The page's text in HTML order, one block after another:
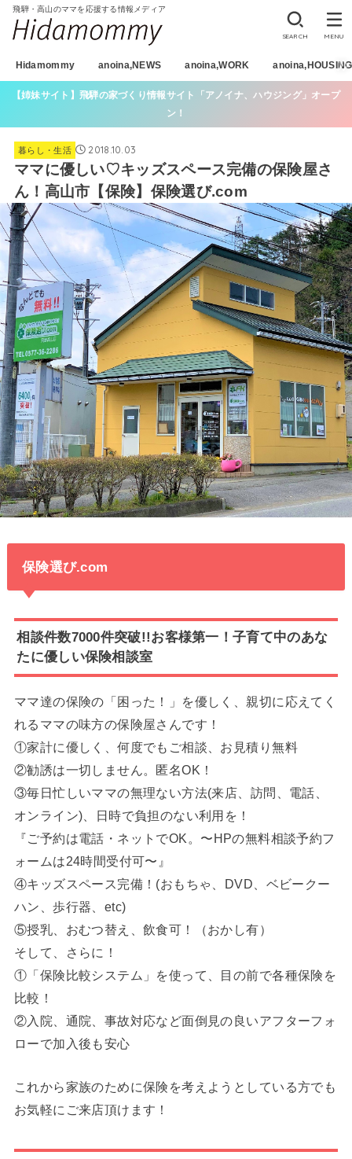
飛騨・高山のママを応援する情報メディア
Hidamommy anoina,NEWS anoina,WORK anoina,HOUSING
SEARCH MENU
【姉妹サイト】飛騨の家づくり情報サイト「アノイナ、ハウジング」オープ
ン！
暮らし・生活 2018.10.03
ママに優しい♡キッズスペース完備の保険屋さ
ん！高山市【保険】保険選び.com
保険選び.com
相談件数7000件突破!!お客様第一！子育て中のあな
たに優しい保険相談室
ママ達の保険の「困った！」を優しく、親切に応えてく
れるママの味方の保険屋さんです！
①家計に優しく、何度でもご相談、お見積り無料
②勧誘は一切しません。匿名OK！
③毎日忙しいママの無理ない方法(来店、訪問、電話、
オンライン)、日時で負担のない利用を！
『ご予約は電話・ネットでOK。〜HPの無料相談予約フ
ォームは24時間受付可〜』
④キッズスペース完備！(おもちゃ、DVD、ベビークー
ハン、歩行器、etc)
⑤授乳、おむつ替え、飲食可！（おかし有）
そして、さらに！
①「保険比較システム」を使って、目の前で各種保険を
比較！
②入院、通院、事故対応など面倒見の良いアフターフォ
ローで加入後も安心
これから家族のために保険を考えようとしている方でも
お気軽にご来店頂けます！